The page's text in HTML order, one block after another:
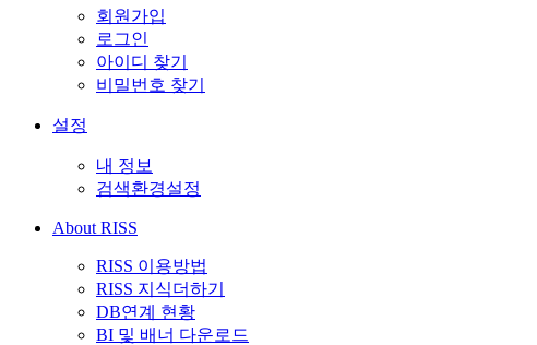
회원가입
로그인
아이디 찾기
비밀번호 찾기
설정
내 정보
검색환경설정
About RISS
RISS 이용방법
RISS 지식더하기
DB연계 현황
BI 및 배너 다운로드